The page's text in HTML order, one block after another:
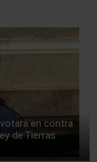
en contra
de Tierras